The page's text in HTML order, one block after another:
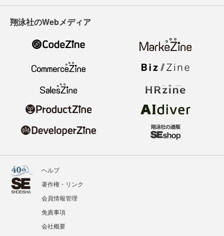
翔泳社のWebメディア
ヘルプ
著作権・リンク
会員情報管理
免責事項
会社概要